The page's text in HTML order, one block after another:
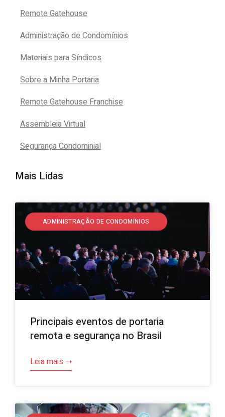
Remote Gatehouse
Administração de Condomínios
Materiais para Síndicos
Sobre a Minha Portaria
Remote Gatehouse Franchise
Assembleia Virtual
Segurança Condominial
Mais Lidas
ADMINISTRAÇÃO DE CONDOMÍNIOS
Principais eventos de portaria
remota e segurança no Brasil
Leia mais ➝